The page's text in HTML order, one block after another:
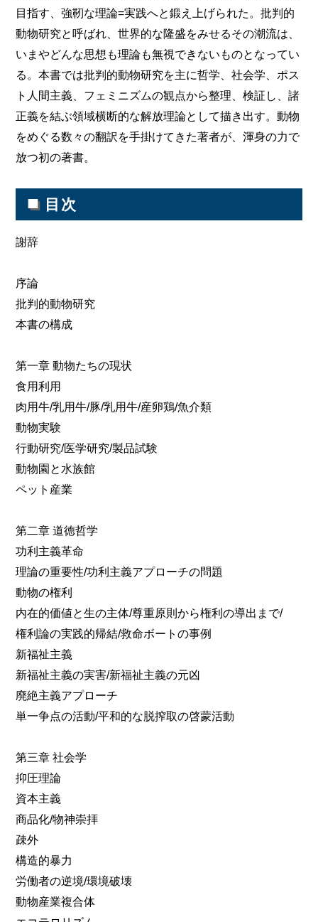
目指す、強靭な理論=実践へと鍛え上げられた。批判的
動物研究と呼ばれ、世界的な隆盛をみせるその潮流は、
いまやどんな思想も理論も無視できないものとなってい
る。本書では批判的動物研究を主に哲学、社会学、ポス
ト人間主義、フェミニズムの観点から整理、検証し、諸
正義を結ぶ領域横断的な解放理論として描き出す。動物
をめぐる数々の翻訳を手掛けてきた著者が、渾身の力で
放つ初の著書。
■ 目次
謝辞
序論
批判的動物研究
本書の構成
第一章 動物たちの現状
食用利用
肉用牛/乳用牛/豚/乳用牛/産卵鶏/魚介類
動物実験
行動研究/医学研究/製品試験
動物園と水族館
ペット産業
第二章 道徳哲学
功利主義革命
理論の重要性/功利主義アプローチの問題
動物の権利
内在的価値と生の主体/尊重原則から権利の導出まで/
権利論の実践的帰結/救命ボートの事例
新福祉主義
新福祉主義の実害/新福祉主義の元凶
廃絶主義アプローチ
単一争点の活動/平和的な脱搾取の啓蒙活動
第三章 社会学
抑圧理論
資本主義
商品化/物神崇拝
疎外
構造的暴力
労働者の逆境/環境破壊
動物産業複合体